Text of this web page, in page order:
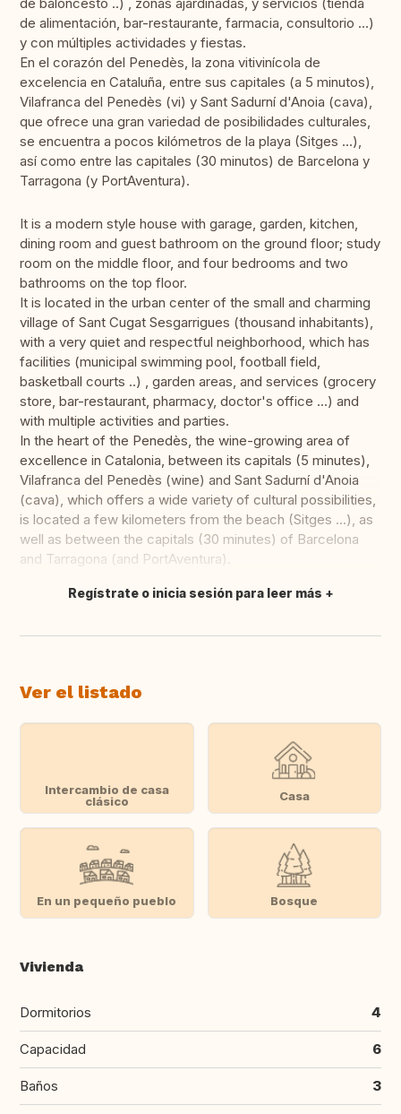
de baloncesto ..) , zonas ajardinadas, y servicios (tienda
de alimentación, bar-restaurante, farmacia, consultorio ...)
y con múltiples actividades y fiestas.
En el corazón del Penedès, la zona vitivinícola de
excelencia en Cataluña, entre sus capitales (a 5 minutos),
Vilafranca del Penedès (vi) y Sant Sadurní d'Anoia (cava),
que ofrece una gran variedad de posibilidades culturales,
se encuentra a pocos kilómetros de la playa (Sitges ...),
así como entre las capitales (30 minutos) de Barcelona y
Tarragona (y PortAventura).
It is a modern style house with garage, garden, kitchen,
dining room and guest bathroom on the ground floor; study
room on the middle floor, and four bedrooms and two
bathrooms on the top floor.
It is located in the urban center of the small and charming
village of Sant Cugat Sesgarrigues (thousand inhabitants),
with a very quiet and respectful neighborhood, which has
facilities (municipal swimming pool, football field,
basketball courts ..) , garden areas, and services (grocery
store, bar-restaurant, pharmacy, doctor's office ...) and
with multiple activities and parties.
In the heart of the Penedès, the wine-growing area of ​​
excellence in Catalonia, between its capitals (5 minutes),
Vilafranca del Penedès (wine) and Sant Sadurní d'Anoia
(cava), which offers a wide variety of cultural possibilities,
is located a few kilometers from the beach (Sitges ...), as
well as between the capitals (30 minutes) of Barcelona
and Tarragona (and PortAventura).
Traducir
Regístrate o inicia sesión para leer más
Ver el listado
Intercambio de casa
clásico
Casa
En un pequeño pueblo Bosque
Vivienda
Dormitorios 4
Capacidad 6
Baños 3